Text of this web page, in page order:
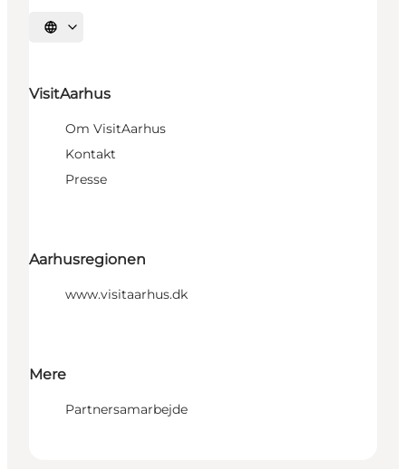
Vælg sprog
VisitAarhus
Om VisitAarhus
Kontakt
Presse
Aarhusregionen
www.visitaarhus.dk
Mere
Partnersamarbejde